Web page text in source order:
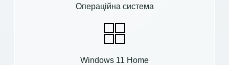
Операційна система
Windows 11 Home